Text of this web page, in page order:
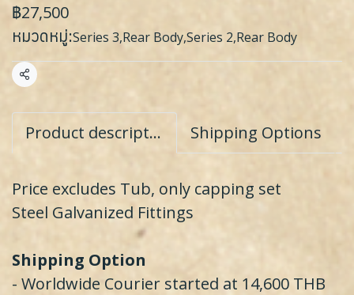
฿27,500
หมวดหมู่:Series 3,Rear Body,Series 2,Rear Body
แชร์
Product description Shipping Options
Price excludes Tub, only capping set
Steel Galvanized Fittings
Shipping Option
- Worldwide Courier started at 14,600 THB